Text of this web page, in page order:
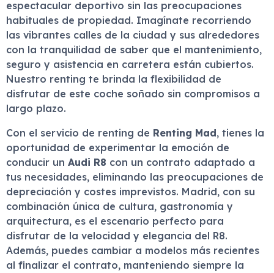
espectacular deportivo sin las preocupaciones
habituales de propiedad. Imagínate recorriendo
las vibrantes calles de la ciudad y sus alrededores
con la tranquilidad de saber que el mantenimiento,
seguro y asistencia en carretera están cubiertos.
Nuestro renting te brinda la flexibilidad de
disfrutar de este coche soñado sin compromisos a
largo plazo.
Con el servicio de renting de Renting Mad, tienes la
oportunidad de experimentar la emoción de
conducir un Audi R8 con un contrato adaptado a
tus necesidades, eliminando las preocupaciones de
depreciación y costes imprevistos. Madrid, con su
combinación única de cultura, gastronomía y
arquitectura, es el escenario perfecto para
disfrutar de la velocidad y elegancia del R8.
Además, puedes cambiar a modelos más recientes
al finalizar el contrato, manteniendo siempre la